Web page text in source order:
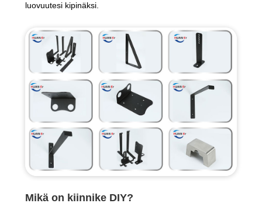
luovuutesi kipinäksi.
Mikä on kiinnike DIY?